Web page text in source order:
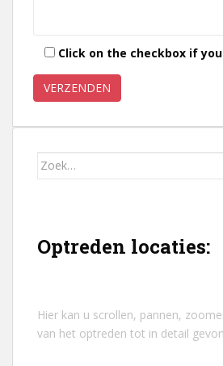
Click on the checkbox if
Zoek
Optreden locaties:
Hier kan u scrollen, pannen,
van het optreden tot in detail